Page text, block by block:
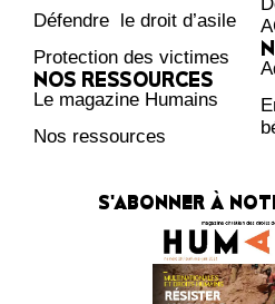
Défendre le droit d’asile
Protection des victimes
NOS RESSOURCES
Le magazine Humains
Nos ressources
S'ABONNER À